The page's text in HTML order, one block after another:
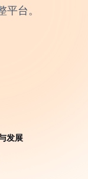
平台。
发展